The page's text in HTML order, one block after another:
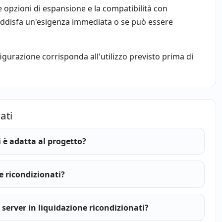
di espansione e la compatibilità con
un'esigenza immediata o se può essere
corrisponda all'utilizzo previsto prima di
è adatta al progetto?
ricondizionati?
in liquidazione ricondizionati?